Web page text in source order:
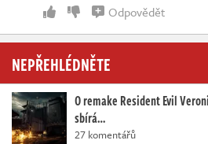
Odpovědět
NEPŘEHLÉDNĚTE
O remake Resident Evil
sbírá…
27 komentářů